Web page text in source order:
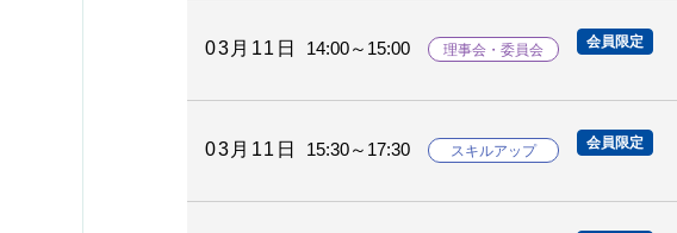
03月11日 14:00～15:00 理事会・委員会
会員限定
03月11日 15:30～17:30 スキルアップ
会員限定